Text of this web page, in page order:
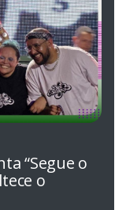
“Segue o
o